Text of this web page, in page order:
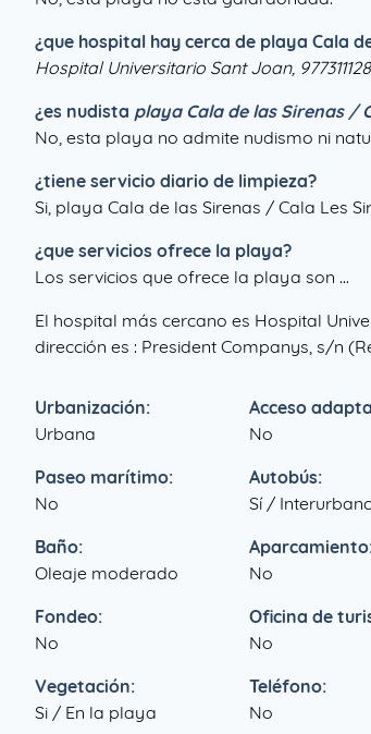
¿que hospital hay cerca de playa Cala
Hospital Universitario Sant Joan,
¿es nudista playa Cala de las Sirenas /
No, esta playa no admite nudismo ni
¿tiene servicio diario de limpieza?
Si, playa Cala de las Sirenas / Cala Les
¿que servicios ofrece la playa?
Los servicios que ofrece la playa son ...
El hospital más cercano es Hospital
dirección es : President Companys, s/n
Urbanización:
Urbana
Paseo marítimo:
No
Baño:
Oleaje moderado
Fondeo:
No
Vegetación:
Si / En la playa
Acceso
No
Autobús:
Sí /
No
Oficina de
No
Teléfono:
No